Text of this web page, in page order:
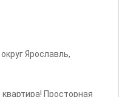
Ярославль,
Просторная